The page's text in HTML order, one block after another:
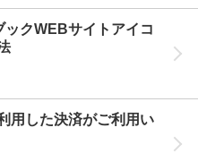
ックWEBサイトアイコ
用した決済がご利用い